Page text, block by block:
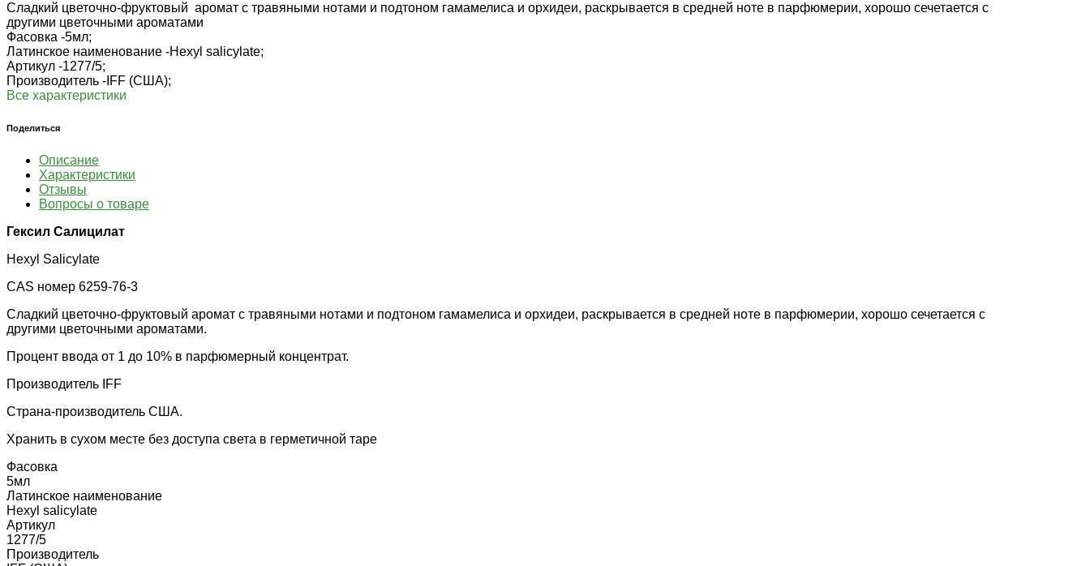
Сладкий цветочно-фруктовый аромат с травяными нотами и подтоном гамамелиса и орхидеи, раскрывается в средней ноте в парфюмерии, хорошо сечетается с
другими цветочными ароматами
Фасовка -5мл;
Латинское наименование -Hexyl salicylate;
Артикул -1277/5;
Производитель - IFF (США);
Все характеристики
Поделиться
Описание
Характеристики
Отзывы
Вопросы о товаре
Гексил Салицилат
Hexyl Salicylate
CAS номер 6259-76-3
Сладкий цветочно-фруктовый аромат с травяными нотами и подтоном гамамелиса и орхидеи, раскрывается в средней ноте в парфюмерии, хорошо сечетается с
другими цветочными ароматами.
Процент ввода от 1 до 10% в парфюмерный концентрат.
Производитель IFF
Страна-производитель США.
Хранить в сухом месте без доступа света в герметичной таре
Фасовка
5мл
Латинское наименование
Hexyl salicylate
Артикул
1277/5
Производитель